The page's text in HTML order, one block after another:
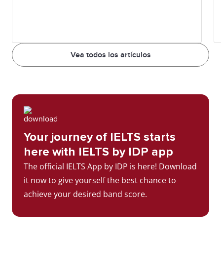
Vea todos los artículos
Your journey of IELTS starts
here with IELTS by IDP app
The official IELTS App by IDP is here! Download
it now to give yourself the best chance to
achieve your desired band score.